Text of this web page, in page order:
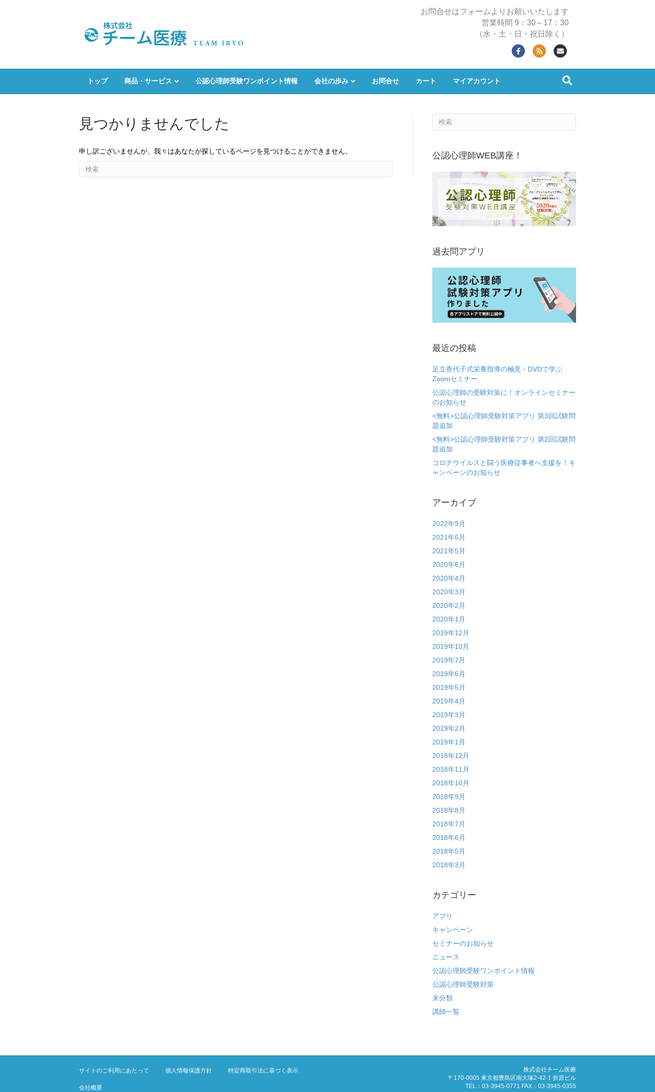
お問合せはフォームよりお願いいたします
営業時間 9：30～17：30
（水・土・日・祝日除く）
o
a
トップ 商品・サービス 公認心理師受験ワンポイント情報 会社の歩み お問合せ カート マイアカウント
見つかりませんでした
申し訳ございませんが、我々はあなたが探しているページを見つけることができません。 公認心理師WEB講座！
過去問アプリ
最近の投稿
足立香代子式栄養指導の極意－DVDで学ぶ
Zoomセミナー
公認心理師の受験対策に！オンラインセミナー
のお知らせ
<無料>公認心理師受験対策アプリ 第3回試験問
題追加
<無料>公認心理師受験対策アプリ 第2回試験問
題追加
コロナウイルスと闘う医療従事者へ支援を！キ
ャンペーンのお知らせ
アーカイブ
2022年9月
2021年6月
2021年5月
2020年6月
2020年4月
2020年3月
2020年2月
2020年1月
2019年12月
2019年10月
2019年7月
2019年6月
2019年5月
2019年4月
2019年3月
2019年2月
2019年1月
2018年12月
2018年11月
2018年10月
2018年9月
2018年8月
2018年7月
2018年6月
2018年5月
2018年3月
カテゴリー
アプリ
キャンペーン
セミナーのお知らせ
ニュース
公認心理師受験ワンポイント情報
公認心理師受験対策
未分類
講師一覧
サイトのご利用にあたって 個人情報保護方針 特定商取引法に基づく表示
会社概要
株式会社チーム医療
〒170-0005 東京都豊島区南大塚2-42-1 折原ビル
TEL：03-3945-0771 FAX：03-3945-0355